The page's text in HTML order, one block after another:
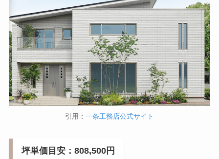
引用： 一条工務店公式サイト
坪単価目安：808,500円